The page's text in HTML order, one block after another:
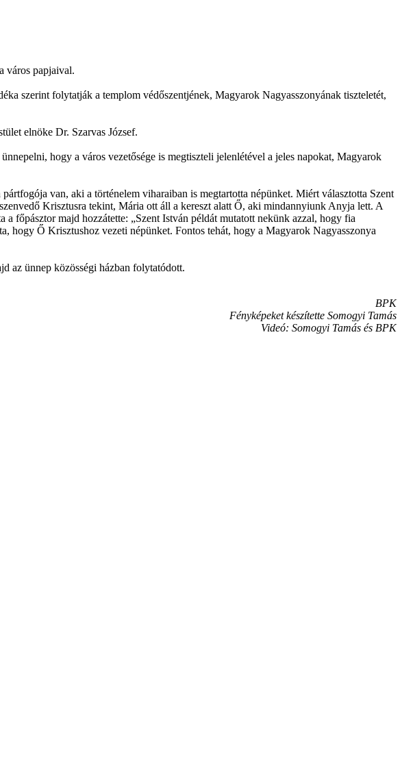
város papjaival.
szerint folytatják a templom védőszentjének, Magyarok Nagyasszonyának tiszteletét,
elnöke Dr. Szarvas József.
hogy a város vezetősége is megtiszteli jelenlétével a jeles napokat, Magyarok
van, aki a történelem viharaiban is megtartotta népünket. Miért választotta Szent
Krisztusra tekint, Mária ott áll a kereszt alatt Ő, aki mindannyiunk Anyja lett. A
főpásztor majd hozzátette: „Szent István példát mutatott nekünk azzal, hogy fia
hogy Ő Krisztushoz vezeti népünket. Fontos tehát, hogy a Magyarok Nagyasszonya
az ünnep közösségi házban folytatódott.
BPK
Fényképeket készítette Somogyi Tamás
Videó: Somogyi Tamás és BPK